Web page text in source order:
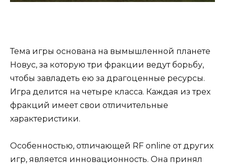
Тема игры основана на вымышленной планете
Новус, за которую три фракции ведут борьбу,
чтобы завладеть ею за драгоценные ресурсы.
Игра делится на четыре класса. Каждая из трех
фракций имеет свои отличительные
характеристики.
Особенностью, отличающей RF online от других
игр, является инновационность. Она принял